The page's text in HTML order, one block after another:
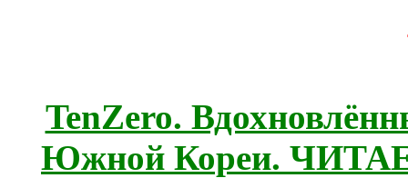
TenZero.
Южной Кореи.